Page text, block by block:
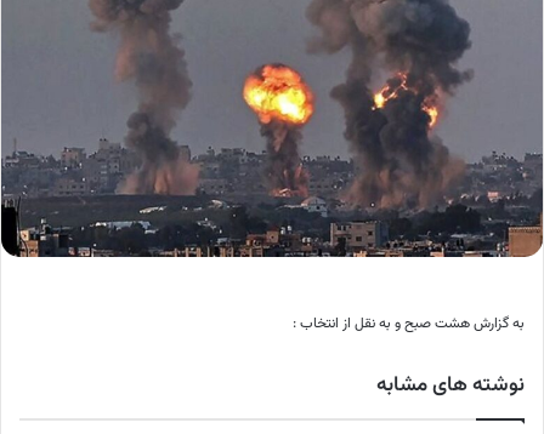
به گزارش هشت صبح و به نقل از انتخاب :
نوشته های مشابه